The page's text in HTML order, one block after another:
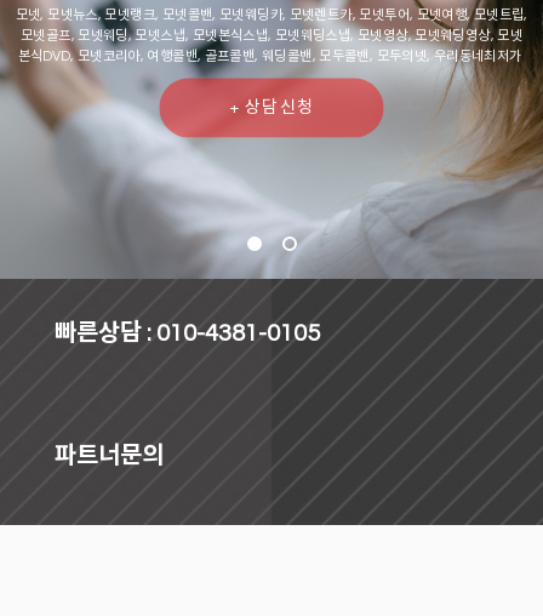
모넷, 모넷뉴스, 모넷랭크, 모넷콜밴, 모넷웨딩카, 모넷렌트카, 모넷투어, 모넷여행, 모넷트립,
모넷골프, 모넷웨딩, 모넷스냅, 모넷본식스냅, 모넷웨딩스냅, 모넷영상, 모넷웨딩영상, 모넷
본식DVD, 모넷코리아, 여행콜밴, 골프콜밴, 웨딩콜밴, 모두콜밴, 모두의넷, 우리동네최저가
+ 상담신청
빠른상담 : 010-4381-0105
파트너문의